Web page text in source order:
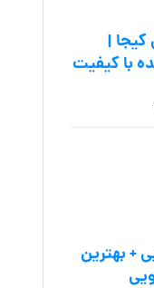
کیجا |
با کیفیت
+ بهترین